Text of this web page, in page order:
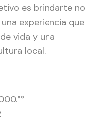
es brindarte no
experiencia que
vida y una
local.